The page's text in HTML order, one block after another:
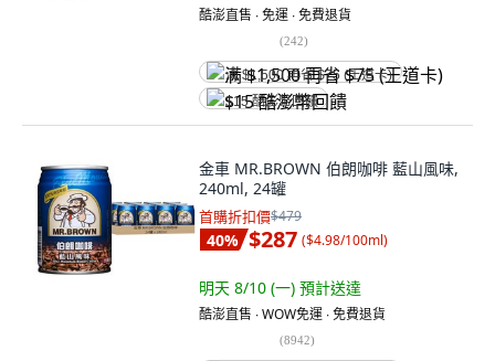
酷澎直售 ∙ 免運 ∙ 免費退貨
(242)
满 $1,500 再省 $75 (王道卡)
$15 酷澎幣回饋
金車 MR.BROWN 伯朗咖啡 藍山風味,
240ml, 24罐
首購折扣價$479
40% $287 ($4.98/100ml)
明天 8/10 (一) 預計送達
酷澎直售 ∙ WOW免運 ∙ 免費退貨
(8942)